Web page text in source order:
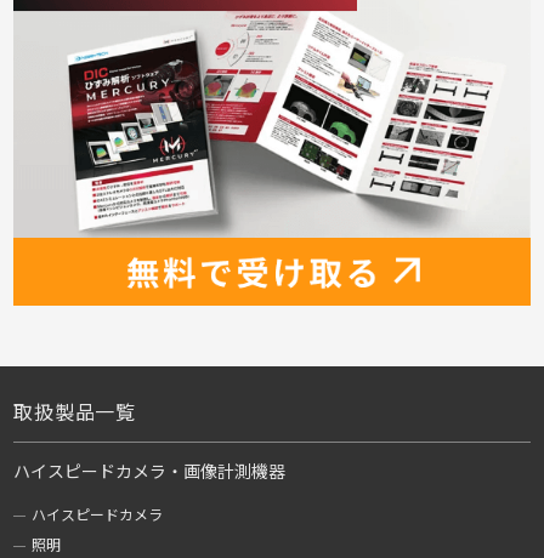
取扱製品一覧
ハイスピードカメラ・画像計測機器
ハイスピードカメラ
照明